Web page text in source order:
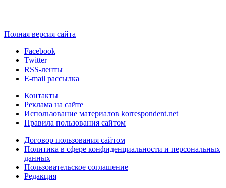
Полная версия сайта
Facebook
Twitter
RSS-ленты
E-mail рассылка
Контакты
Реклама на сайте
Использование материалов korrespondent.net
Правила пользования сайтом
Договор пользования сайтом
Политика в сфере конфиденциальности и персональных
данных
Пользовательское соглашение
Редакция